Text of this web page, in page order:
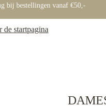
bij bestellingen vanaf €50,-